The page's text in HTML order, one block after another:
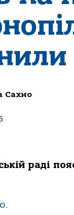
Сахно
paдi
.